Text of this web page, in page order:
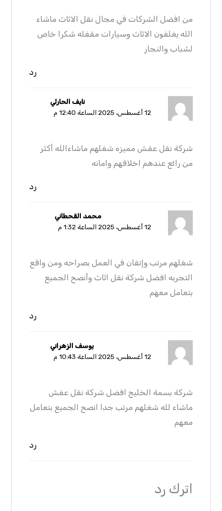
من افضل الشركات في مجال نقل الاثاث ماشاء
الله يغلفون الاثاث وسيارات مقفله شكرا خاص
لشباب والنجار
نايف الحارثي
12 أغسطس، 2025 الساعة 12:40 م
شركة نقل عفش مميزه شغلهم ماشاءالله أكثر
من رائع عندهم اخلاقهم وامانه
محمد القحطاني
12 أغسطس، 2025 الساعة 1:32 م
شغلهم مرتب وإتقان في العمل بصراحه ومن واقع
التجربه افضل شركة نقل اثاث وأنصح الجميع
بتعامل معهم
يوسف الزهراني
شركة بسمة الخليج افضل شركة نقل عفش
ماشاء لله شغلهم مرتب جدا انصح الجميع بتعامل
معهم
اترك رد